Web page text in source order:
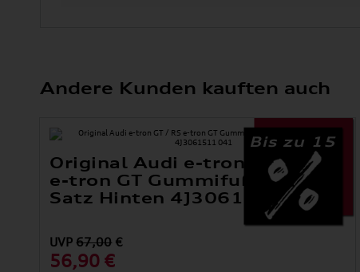
Andere Kunden kauften auch
Bis zu 15
Original Audi e-tron GT / RS
e-tron GT Gummifußmatten
Satz Hinten 4J3061511 041
UVP67,00 €
56,90 €